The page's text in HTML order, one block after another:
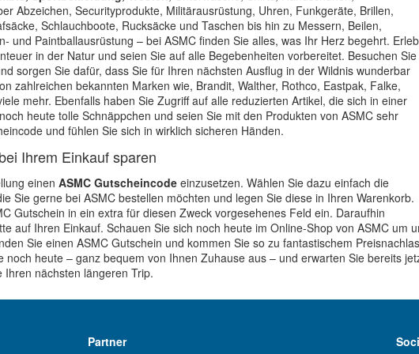
Abzeichen, Securityprodukte, Militärausrüstung, Uhren, Funkgeräte, Brillen,
Schlauchboote, Rucksäcke und Taschen bis hin zu Messern, Beilen,
und Paintballausrüstung – bei ASMC finden Sie alles, was Ihr Herz begehrt.
in der Natur und seien Sie auf alle Begebenheiten vorbereitet. Besuchen Sie
sorgen Sie dafür, dass Sie für Ihren nächsten Ausflug in der Wildnis wunderbar
zahlreichen bekannten Marken wie, Brandit, Walther, Rothco, Eastpak, Falke,
mehr. Ebenfalls haben Sie Zugriff auf alle reduzierten Artikel, die sich in einer
heute tolle Schnäppchen und seien Sie mit den Produkten von ASMC sehr
und fühlen Sie sich in wirklich sicheren Händen.
Ihrem Einkauf sparen
einen ASMC Gutscheincode einzusetzen. Wählen Sie dazu einfach die
Sie gerne bei ASMC bestellen möchten und legen Sie diese in Ihren Warenkorb.
Gutschein in ein extra für diesen Zweck vorgesehenes Feld ein. Daraufhin
auf Ihren Einkauf. Schauen Sie sich noch heute im Online-Shop von ASMC um
Sie einen ASMC Gutschein und kommen Sie so zu fantastischem
heute – ganz bequem von Ihnen Zuhause aus – und erwarten Sie bereits
nächsten längeren Trip.
Partner